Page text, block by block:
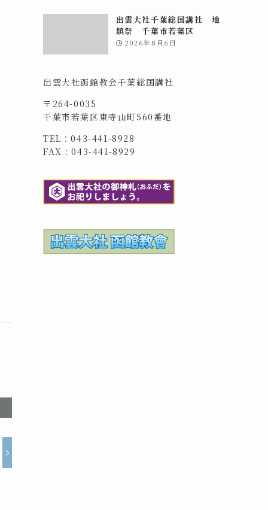
出雲大社千葉総国講社 地
鎮祭 千葉市若葉区
2026年8月6日
出雲大社函館教会千葉総国講社
〒264-0035
千葉市若葉区東寺山町560番地
TEL：043-441-8928
FAX：043-441-8929